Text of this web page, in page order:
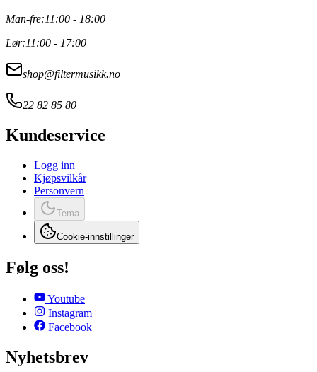
Man-fre:11:00 - 18:00
Lør:11:00 - 17:00
shop@filtermusikk.no
22 82 85 80
Kundeservice
Logg inn
Kjøpsvilkår
Personvern
Tema
Cookie-innstillinger
Følg oss!
Youtube
Instagram
Facebook
Nyhetsbrev